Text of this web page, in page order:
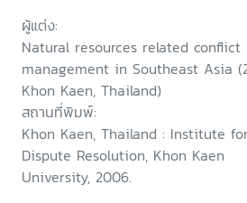
ผู้แต่ง:
Natural resources related conflict
management in Southeast Asia
Khon Kaen, Thailand)
สถานที่พิมพ์:
Khon Kaen, Thailand : Institute
Dispute Resolution, Khon Kaen
University, 2006.